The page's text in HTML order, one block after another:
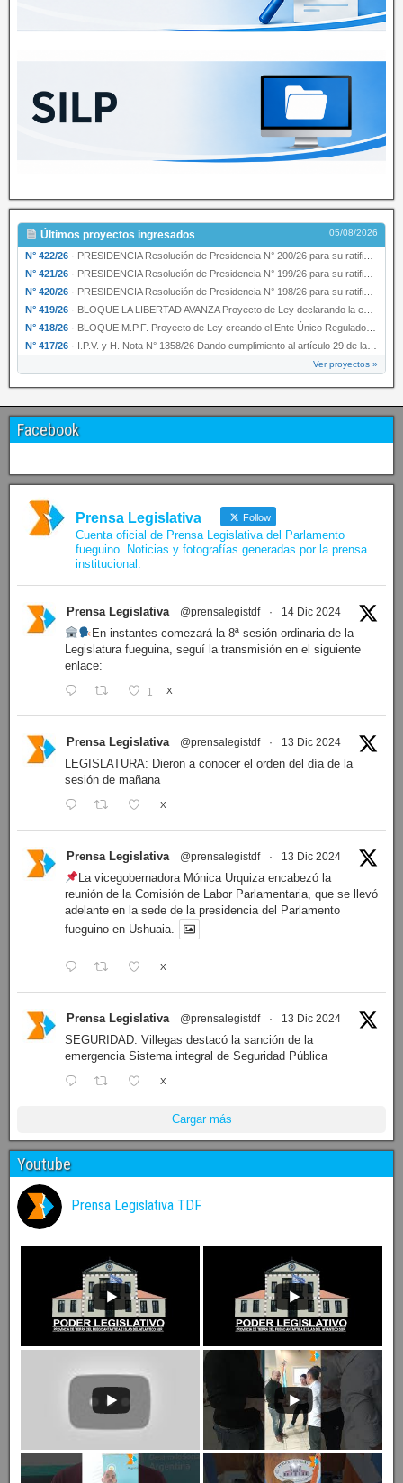
Últimos proyectos ingresados 05/08/2026
N° 422/26 · PRESIDENCIA Resolución de Presidencia N° 200/26 para su ratificación.
N° 421/26 · PRESIDENCIA Resolución de Presidencia N° 199/26 para su ratificación.
N° 420/26 · PRESIDENCIA Resolución de Presidencia N° 198/26 para su ratificación.
N° 419/26 · BLOQUE LA LIBERTAD AVANZA Proyecto de Ley declarando la esencialidad del servicio educativ…
N° 418/26 · BLOQUE M.P.F. Proyecto de Ley creando el Ente Único Regulador de servicios públicos de la …
N° 417/26 · I.P.V. y H. Nota N° 1358/26 Dando cumplimiento al artículo 29 de la Ley provincial N° 1399…
Ver proyectos »
Facebook
Prensa Legislativa Follow
Cuenta oficial de Prensa Legislativa del Parlamento
fueguino. Noticias y fotografías generadas por la prensa
institucional.
Prensa Legislativa @prensalegistdf · 14 Dic 2024
En instantes comezará la 8ª sesión ordinaria de la
Legislatura fueguina, seguí la transmisión en el siguiente
enlace:
1 X
Prensa Legislativa @prensalegistdf · 13 Dic 2024
LEGISLATURA: Dieron a conocer el orden del día de la
sesión de mañana
X
Prensa Legislativa @prensalegistdf · 13 Dic 2024
La vicegobernadora Mónica Urquiza encabezó la
reunión de la Comisión de Labor Parlamentaria, que se llevó
adelante en la sede de la presidencia del Parlamento
fueguino en Ushuaia.
X
Prensa Legislativa @prensalegistdf · 13 Dic 2024
SEGURIDAD: Villegas destacó la sanción de la
emergencia Sistema integral de Seguridad Pública
X
Cargar más
Youtube
Prensa Legislativa TDF